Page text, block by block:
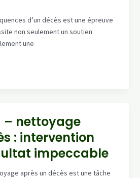
d’un décès est une épreuve
non seulement un soutien
une
– nettoyage
: intervention
impeccable
après un décès est une tâche